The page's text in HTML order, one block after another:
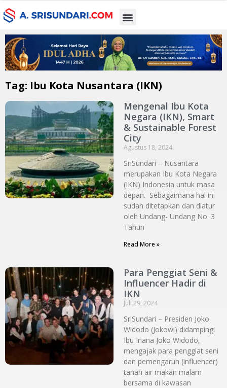
Tag: Ibu Kota Nusantara (IKN)
Mengenal Ibu Kota
Negara (IKN), Smart
& Sustainable Forest
City
Agustus 18, 2024
SriSundari – Nusantara
merupakan Ibu Kota Negara
(IKN) Indonesia untuk masa
depan. Sebagaimana hal ini
sudah ditetapkan dan diatur
oleh Undang- Undang No. 3
Tahun
Read More »
Para Penggiat Seni &
Influencer Hadir di
IKN
Juli 29, 2024
SriSundari – Presiden Joko
Widodo (Jokowi) didampingi
Ibu Iriana Joko Widodo,
mengajak para penggiat seni
dan pemengaruh (influencer)
tanah air makan malam
bersama di kawasan